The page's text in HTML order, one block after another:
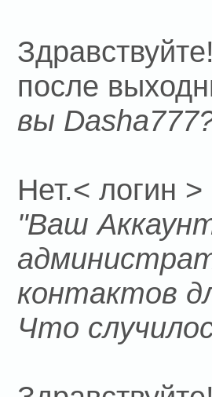
после
вы
Нет.< логин >
"Ваш
контактов
Что